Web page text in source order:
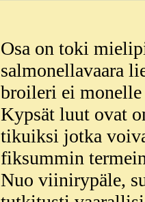
Osa on toki
salmonellavaara
broileri ei
Kypsät luut ovat
tikuiksi jotka
fiksummin
Nuo viinirypäle,